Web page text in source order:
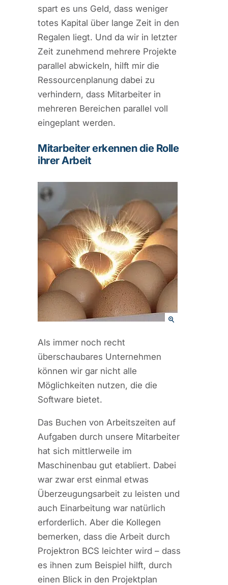
spart es uns Geld, dass weniger
totes Kapital über lange Zeit in den
Regalen liegt. Und da wir in letzter
Zeit zunehmend mehrere Projekte
parallel abwickeln, hilft mir die
Ressourcenplanung dabei zu
verhindern, dass Mitarbeiter in
mehreren Bereichen parallel voll
eingeplant werden.
Mitarbeiter erkennen die Rolle
ihrer Arbeit
Als immer noch recht
überschaubares Unternehmen
können wir gar nicht alle
Möglichkeiten nutzen, die die
Software bietet.
Das Buchen von Arbeitszeiten auf
Aufgaben durch unsere Mitarbeiter
hat sich mittlerweile im
Maschinenbau gut etabliert. Dabei
war zwar erst einmal etwas
Überzeugungsarbeit zu leisten und
auch Einarbeitung war natürlich
erforderlich. Aber die Kollegen
bemerken, dass die Arbeit durch
Projektron BCS leichter wird – dass
es ihnen zum Beispiel hilft, durch
einen Blick in den Projektplan